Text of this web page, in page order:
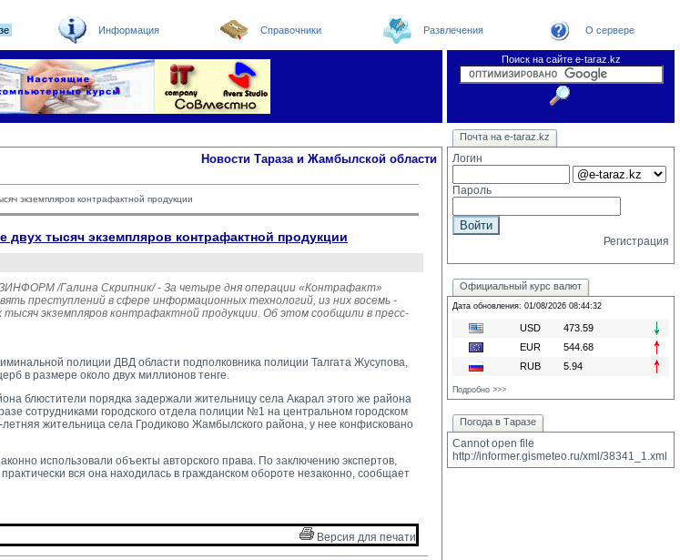
Информация Справочники Развлечения О сервере
Поиск на сайте e-taraz.kz
Новости Погода в Таразе
Телефоный справочник
Видеоконференция
Новости e-taraz
Новости Тараза и Жамбылской области
экземпляров контрафактной продукции
тысяч экземпляров контрафактной продукции
/Галина Скрипник/ - За четыре дня операции «Контрафакт»
преступлений в сфере информационных технологий, из них восемь -
тысяч экземпляров контрафактной продукции. Об этом сообщили в пресс-
полиции ДВД области подполковника полиции Талгата Жусупова,
в размере около двух миллионов тенге.
блюстители порядка задержали жительницу села Акарал этого же района
сотрудниками городского отдела полиции №1 на центральном городском
жительница села Гродиково Жамбылского района, у нее конфисковано
использовали объекты авторского права. По заключению экспертов,
вся она находилась в гражданском обороте незаконно, сообщает
Версия для печати
Почта на e-taraz.kz
Логин
Пароль
Регистрация
Официальный курс валют
Дата обновления: 01/08/2026 08:44:32
USD
473.59
EUR
544.68
RUB
5.94
Подробно >>>
Погода в Таразе
Cannot open file
http://informer.gismeteo.ru/xml/38341_1.xml